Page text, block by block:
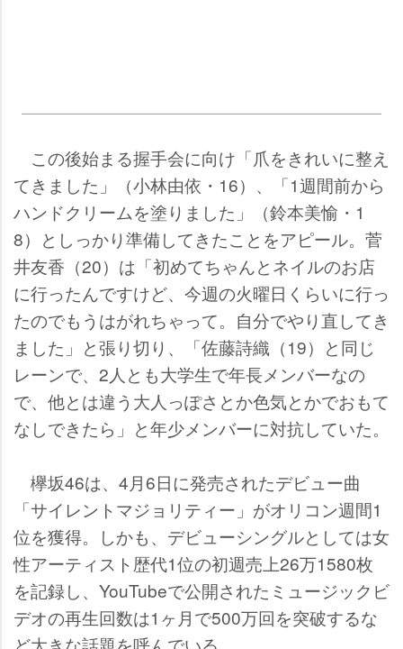
この後始まる握手会に向け「爪をきれいに整え
てきました」（小林由依・16）、「1週間前から
ハンドクリームを塗りました」（鈴本美愉・1
8）としっかり準備してきたことをアピール。菅
井友香（20）は「初めてちゃんとネイルのお店
に行ったんですけど、今週の火曜日くらいに行っ
たのでもうはがれちゃって。自分でやり直してき
ました」と張り切り、「佐藤詩織（19）と同じ
レーンで、2人とも大学生で年長メンバーなの
で、他とは違う大人っぽさとか色気とかでおもて
なしできたら」と年少メンバーに対抗していた。
欅坂46は、4月6日に発売されたデビュー曲
「サイレントマジョリティー」がオリコン週間1
位を獲得。しかも、デビューシングルとしては女
性アーティスト歴代1位の初週売上26万1580枚
を記録し、YouTubeで公開されたミュージックビ
デオの再生回数は1ヶ月で500万回を突破するな
ど大きな話題を呼んでいる。